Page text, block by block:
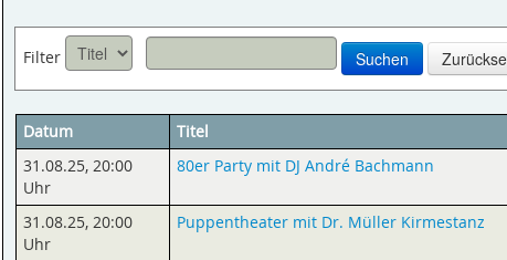
Filter Suchen
Datum Titel
31.08.25, 20:00
Uhr
80er Party mit DJ André Bachmann
31.08.25, 20:00
Uhr
Puppentheater mit Dr. Müller Kirmestanz